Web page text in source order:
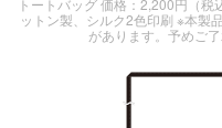
ットン製、シルク2色印刷 ※本製
があります。予めご